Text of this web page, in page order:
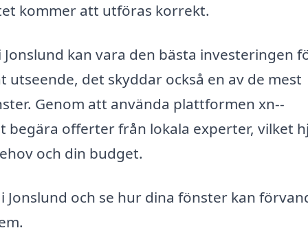
kommer att utföras korrekt.
kan vara den bästa investeringen
det skyddar också en av de mest
Genom att använda plattformen xn--
begära offerter från lokala experter, vilket
och din budget.
och se hur dina fönster kan